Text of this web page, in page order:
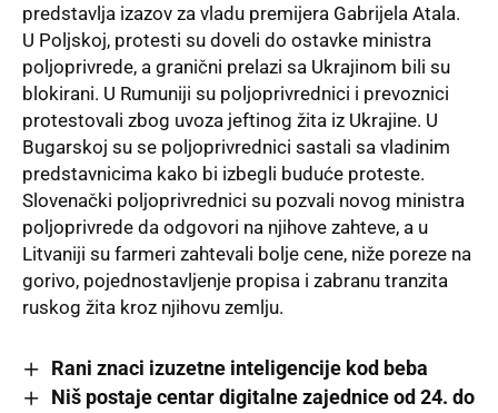
predstavlja izazov za vladu premijera Gabrijela Atala.
U Poljskoj, protesti su doveli do ostavke ministra
poljoprivrede, a granični prelazi sa Ukrajinom bili su
blokirani. U Rumuniji su poljoprivrednici i prevoznici
protestovali zbog uvoza jeftinog žita iz Ukrajine. U
Bugarskoj su se poljoprivrednici sastali sa vladinim
predstavnicima kako bi izbegli buduće proteste.
Slovenački poljoprivrednici su pozvali novog ministra
poljoprivrede da odgovori na njihove zahteve, a u
Litvaniji su farmeri zahtevali bolje cene, niže poreze na
gorivo, pojednostavljenje propisa i zabranu tranzita
ruskog žita kroz njihovu zemlju.
Rani znaci izuzetne inteligencije kod beba
Niš postaje centar digitalne zajednice od 24. do